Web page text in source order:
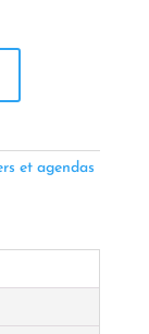
et agendas